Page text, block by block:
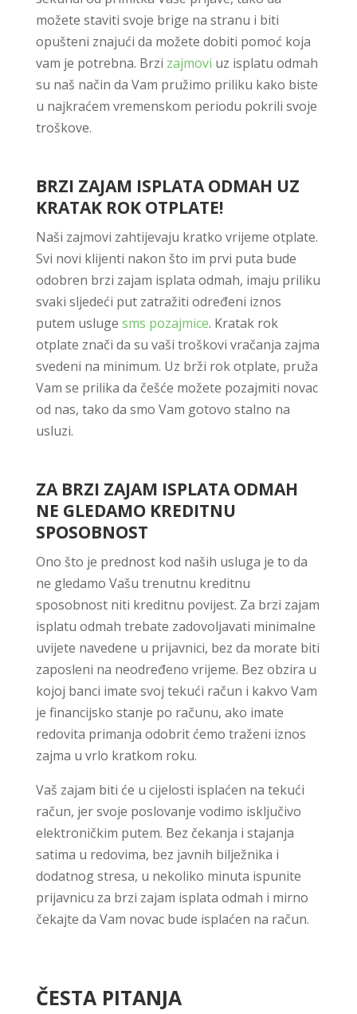
možete staviti svoje brige na stranu i biti
opušteni znajući da možete dobiti pomoć koja
vam je potrebna. Brzi zajmovi uz isplatu odmah
su naš način da Vam pružimo priliku kako biste
u najkraćem vremenskom periodu pokrili svoje
troškove.
BRZI ZAJAM ISPLATA ODMAH UZ
KRATAK ROK OTPLATE!
Naši zajmovi zahtijevaju kratko vrijeme otplate.
Svi novi klijenti nakon što im prvi puta bude
odobren brzi zajam isplata odmah, imaju priliku
svaki sljedeći put zatražiti određeni iznos
putem usluge sms pozajmice. Kratak rok
otplate znači da su vaši troškovi vračanja zajma
svedeni na minimum. Uz brži rok otplate, pruža
Vam se prilika da češće možete pozajmiti novac
od nas, tako da smo Vam gotovo stalno na
usluzi.
ZA BRZI ZAJAM ISPLATA ODMAH
NE GLEDAMO KREDITNU
SPOSOBNOST
Ono što je prednost kod naših usluga je to da
ne gledamo Vašu trenutnu kreditnu
sposobnost niti kreditnu povijest. Za brzi zajam
isplatu odmah trebate zadovoljavati minimalne
uvijete navedene u prijavnici, bez da morate biti
zaposleni na neodređeno vrijeme. Bez obzira u
kojoj banci imate svoj tekući račun i kakvo Vam
je financijsko stanje po računu, ako imate
redovita primanja odobrit ćemo traženi iznos
zajma u vrlo kratkom roku.
Vaš zajam biti će u cijelosti isplaćen na tekući
račun, jer svoje poslovanje vodimo isključivo
elektroničkim putem. Bez čekanja i stajanja
satima u redovima, bez javnih bilježnika i
dodatnog stresa, u nekoliko minuta ispunite
prijavnicu za brzi zajam isplata odmah i mirno
čekajte da Vam novac bude isplaćen na račun.
ČESTA PITANJA